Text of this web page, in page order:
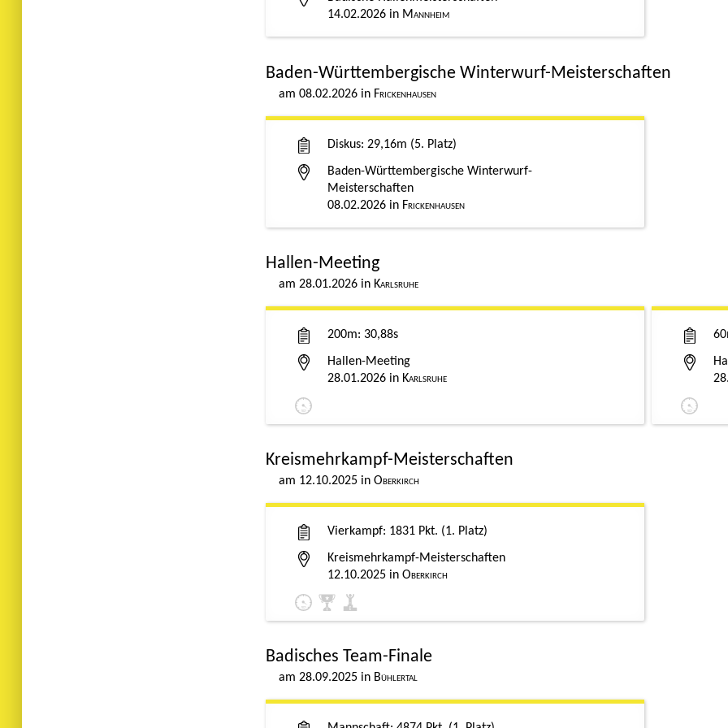
14.02.2026 Mannheim
Baden-Württembergische Winterwurf-Meisterschaften
08.02.2026 Frickenhausen
Diskus 29,16m 5. Platz
08.02.2026 Frickenhausen
Baden-Württembergische Winterwurf-
Meisterschaften
Hallen-Meeting
28.01.2026 Karlsruhe
200m 30,88s
28.01.2026 Karlsruhe
Hallen-Meeting
Kreismehrkampf-Meisterschaften
12.10.2025 Oberkirch
Vierkampf 1831 Pkt. 1. Platz
12.10.2025 Oberkirch
Kreismehrkampf-Meisterschaften
Badisches Team-Finale
28.09.2025 Bühlertal